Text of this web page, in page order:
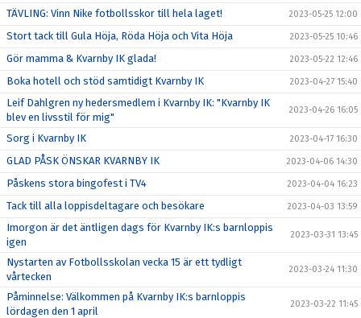
TÄVLING: Vinn Nike fotbollsskor till hela laget! 2023-05-25 12:00
Stort tack till Gula Höja, Röda Höja och Vita Höja 2023-05-25 10:46
Gör mamma & Kvarnby IK glada! 2023-05-22 12:46
Boka hotell och stöd samtidigt Kvarnby IK 2023-04-27 15:40
Leif Dahlgren ny hedersmedlem i Kvarnby IK: "Kvarnby IK
blev en livsstil för mig"
2023-04-26 16:05
Sorg i Kvarnby IK 2023-04-17 16:30
GLAD PÅSK ÖNSKAR KVARNBY IK 2023-04-06 14:30
Påskens stora bingofest i TV4 2023-04-04 16:23
Tack till alla loppisdeltagare och besökare 2023-04-03 13:59
Imorgon är det äntligen dags för Kvarnby IK:s barnloppis
igen
2023-03-31 13:45
Nystarten av Fotbollsskolan vecka 15 är ett tydligt
vårtecken
2023-03-24 11:30
Påminnelse: Välkommen på Kvarnby IK:s barnloppis
lördagen den 1 april
2023-03-22 11:45